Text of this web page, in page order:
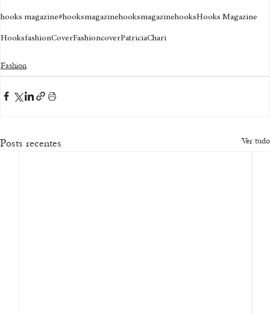
hooks magazine#hooksmagazinehooksmagazinehooksHooks Magazine
HooksfashionCoverFashioncoverPatriciaChari
Fashion
Posts recentes Ver tudo